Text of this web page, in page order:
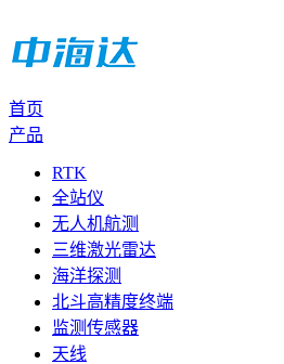
首页
产品
RTK
全站仪
无人机航测
三维激光雷达
海洋探测
北斗高精度终端
监测传感器
天线